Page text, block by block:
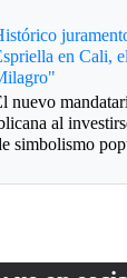
en Cali,
nuevo
al
simbolismo